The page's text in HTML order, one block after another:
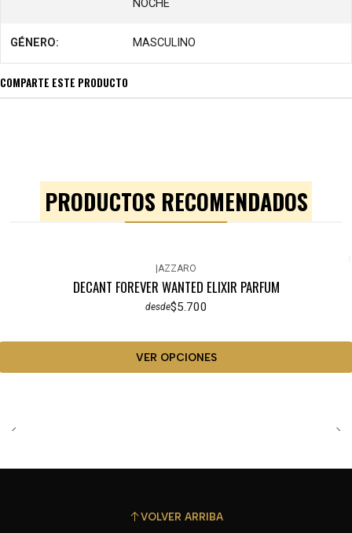
NOCHE
GÉNERO: MASCULINO
COMPARTE ESTE PRODUCTO
PRODUCTOS RECOMENDADOS
AZZARO
DECANT FOREVER WANTED ELIXIR PARFUM
desde$5.700
VER OPCIONES
VOLVER ARRIBA